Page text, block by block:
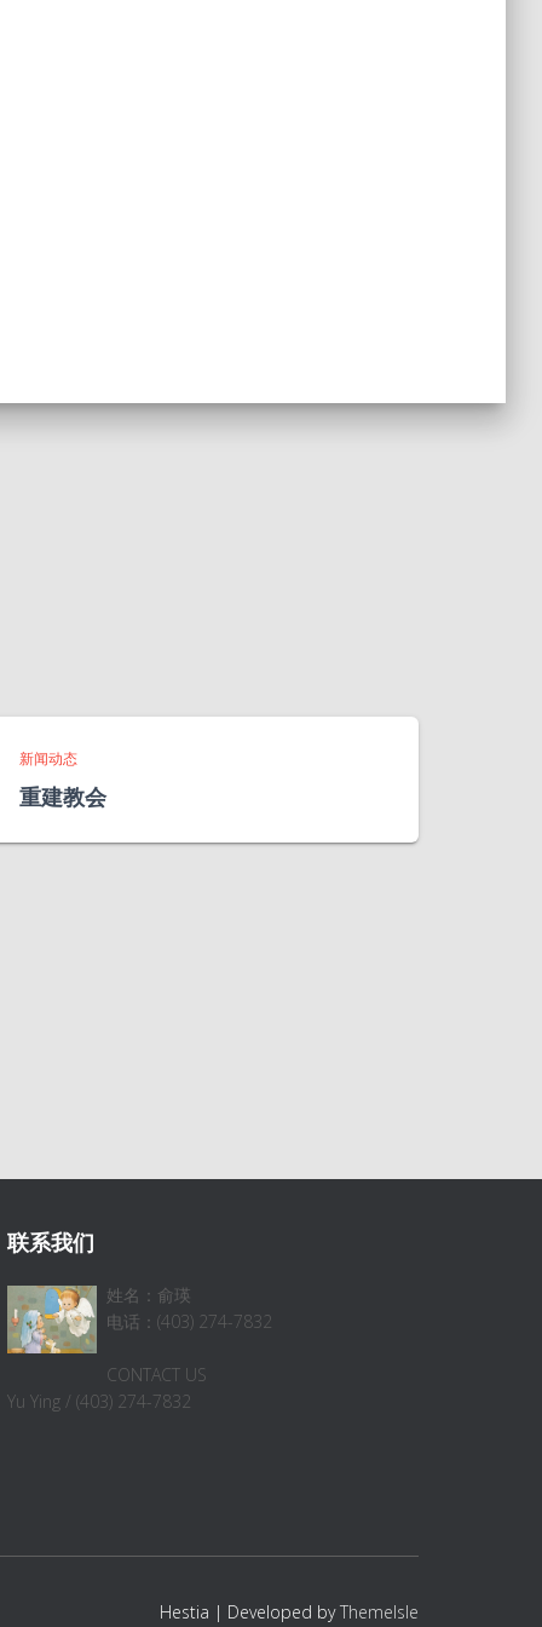
新闻动态
重建教会
联系我们
姓名：俞瑛
电话：(403) 274-7832
CONTACT US
Yu Ying / (403) 274-7832
Hestia | Developed byThemeIsle